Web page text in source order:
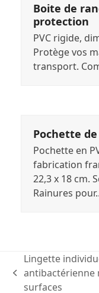
Boite de
protection
PVC rigide,
Protège vos
transport.
Pochette
Pochette en
fabrication
22,3 x 18 cm.
Rainures
previous
Lingette
antibactérienne
surfaces